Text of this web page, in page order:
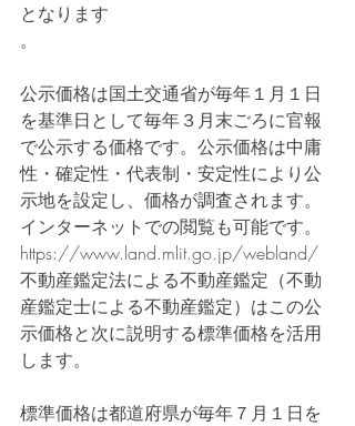
となります
。
公示価格は国土交通省が毎年１月１日
を基準日として毎年３月末ごろに官報
で公示する価格です。公示価格は中庸
性・確定性・代表制・安定性により公
示地を設定し、価格が調査されます。
インターネットでの閲覧も可能です。
https://www.land.mlit.go.jp/webland/
不動産鑑定法による不動産鑑定（不動
産鑑定士による不動産鑑定）はこの公
示価格と次に説明する標準価格を活用
します。
標準価格は都道府県が毎年７月１日を